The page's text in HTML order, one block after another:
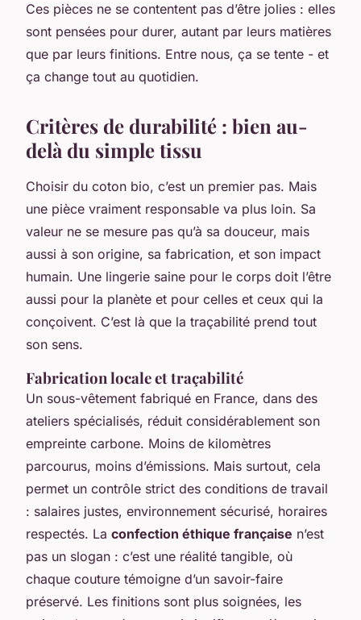
Ces pièces ne se contentent pas d’être jolies : elles
sont pensées pour durer, autant par leurs matières
que par leurs finitions. Entre nous, ça se tente - et
ça change tout au quotidien.
Critères de durabilité : bien au-
delà du simple tissu
Choisir du coton bio, c’est un premier pas. Mais
une pièce vraiment responsable va plus loin. Sa
valeur ne se mesure pas qu’à sa douceur, mais
aussi à son origine, sa fabrication, et son impact
humain. Une lingerie saine pour le corps doit l’être
aussi pour la planète et pour celles et ceux qui la
conçoivent. C’est là que la traçabilité prend tout
son sens.
Fabrication locale et traçabilité
Un sous-vêtement fabriqué en France, dans des
ateliers spécialisés, réduit considérablement son
empreinte carbone. Moins de kilomètres
parcourus, moins d’émissions. Mais surtout, cela
permet un contrôle strict des conditions de travail
: salaires justes, environnement sécurisé, horaires
respectés. La confection éthique française n’est
pas un slogan : c’est une réalité tangible, où
chaque couture témoigne d’un savoir-faire
préservé. Les finitions sont plus soignées, les